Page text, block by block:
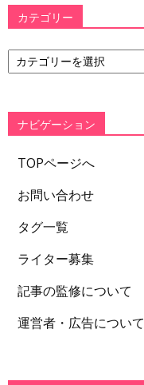
カテゴリー
カ
テ
ー
ナビゲーション
TOPページへ
お問い合わせ
タグ一覧
ライター募集
記事の監修について
運営者・広告について